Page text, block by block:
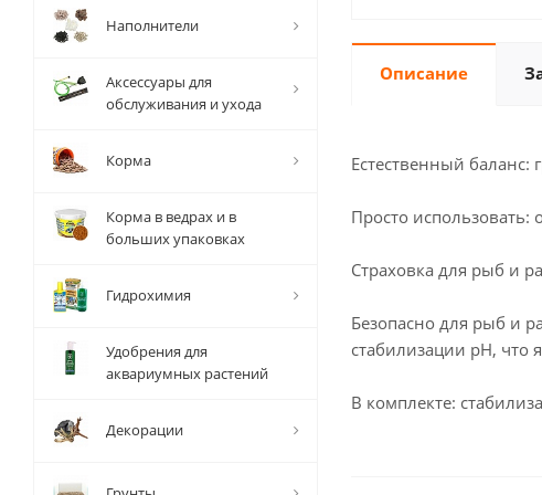
Описание
Естественный
Просто использовать:
Страховка для рыб и
Безопасно для рыб и
стабилизации рН, что
В комплекте:
Наполнители
Аксессуары для
обслуживания и ухода
Корма
Корма в ведрах и в
больших упаковках
Гидрохимия
Удобрения для
аквариумных растений
Декорации